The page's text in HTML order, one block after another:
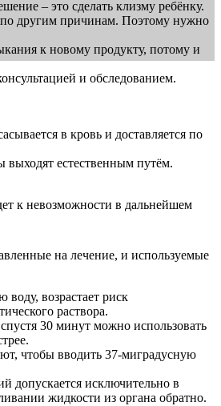
– это сделать клизму ребёнку.
другим причинам. Поэтому нужно
к новому продукту, потому и
и обследованием.
в кровь и доставляется по
выходят естественным путём.
к невозможности в дальнейшем
на лечение, и используемые
возрастает риск
раствора.
30 минут можно использовать
чтобы вводить 37-миградусную
допускается исключительно в
жидкости из органа обратно.